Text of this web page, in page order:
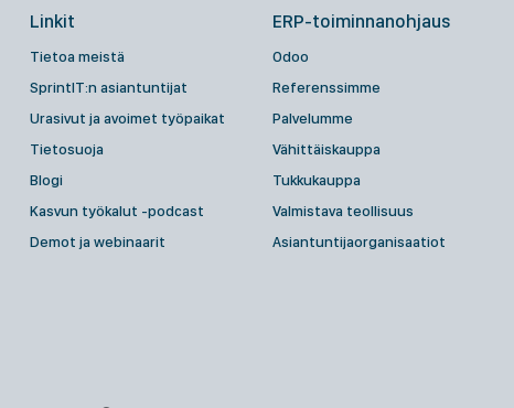
Linkit
Tietoa meistä
SprintIT:n asiantuntijat
Urasivut ja avoimet työpaikat
Tietosuoja
Blogi
Kasvun työkalut -podcast
Demot ja webinaarit
ERP-toiminnanohjaus
Odoo
Referenssimme
Palvelumme
Vähittäiskauppa
Tukkukauppa
Valmistava teollisuus
Asiantuntijaorganisaatiot